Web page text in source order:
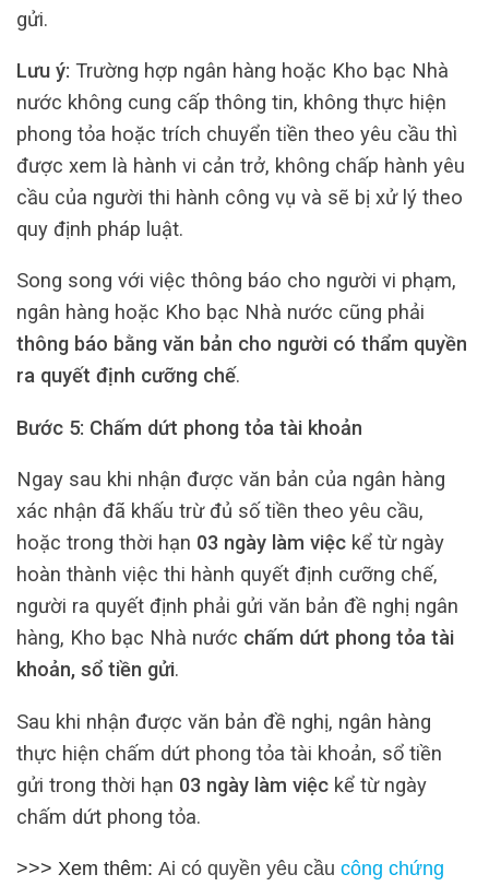
gửi.
Lưu ý: Trường hợp ngân hàng hoặc Kho bạc Nhà
nước không cung cấp thông tin, không thực hiện
phong tỏa hoặc trích chuyển tiền theo yêu cầu thì
được xem là hành vi cản trở, không chấp hành yêu
cầu của người thi hành công vụ và sẽ bị xử lý theo
quy định pháp luật.
Song song với việc thông báo cho người vi phạm,
ngân hàng hoặc Kho bạc Nhà nước cũng phải
thông báo bằng văn bản cho người có thẩm quyền
ra quyết định cưỡng chế.
Bước 5: Chấm dứt phong tỏa tài khoản
Ngay sau khi nhận được văn bản của ngân hàng
xác nhận đã khấu trừ đủ số tiền theo yêu cầu,
hoặc trong thời hạn 03 ngày làm việc kể từ ngày
hoàn thành việc thi hành quyết định cưỡng chế,
người ra quyết định phải gửi văn bản đề nghị ngân
hàng, Kho bạc Nhà nước chấm dứt phong tỏa tài
khoản, sổ tiền gửi.
Sau khi nhận được văn bản đề nghị, ngân hàng
thực hiện chấm dứt phong tỏa tài khoản, sổ tiền
gửi trong thời hạn 03 ngày làm việc kể từ ngày
chấm dứt phong tỏa.
>>> Xem thêm: Ai có quyền yêu cầu công chứng